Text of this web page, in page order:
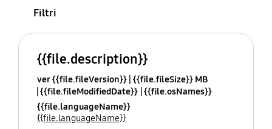
Filtri
{{file.description}}
ver {{file.fileVersion}} {{file.fileSize}} MB
{{file.fileModifiedDate}} {{file.osNames}}
{{file.languageName}}
{{file.languageName}}